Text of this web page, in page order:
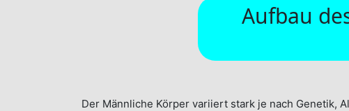
Aufbau
Der Männliche Körper variiert stark je nach Genetik,